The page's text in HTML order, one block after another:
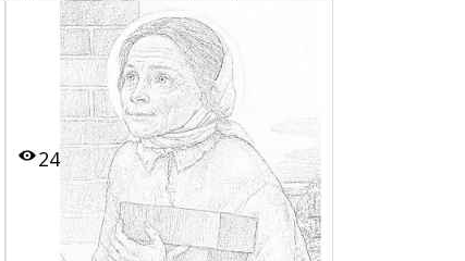
ореолом, в длинной юбке и
шлейфе, досконально
детализированный фон,
солнечные лучи, и
орнаментальные элементы
24